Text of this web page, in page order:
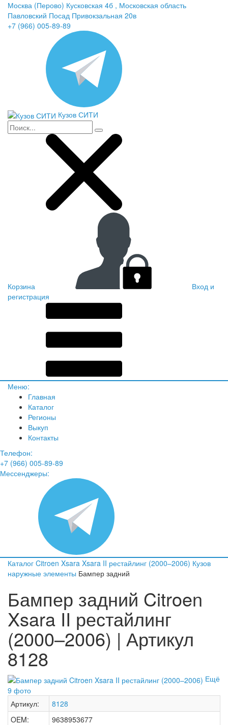
Москва (Перово) Кусковская 4б , Московская область
Павловский Посад Привокзальная 20в
+7 (966) 005-89-89
Кузов СИТИ
Корзина
Вход и
регистрация
Меню:
Главная
Каталог
Регионы
Выкуп
Контакты
Телефон:
+7 (966) 005-89-89
Мессенджеры:
Каталог Citroen Xsara Xsara II рестайлинг (2000–2006) Кузов
наружные элементы Бампер задний
Бампер задний Citroen
Xsara II рестайлинг
(2000–2006) | Артикул
8128
Ещё
9 фото
Артикул:
8128
OEM:
9638953677